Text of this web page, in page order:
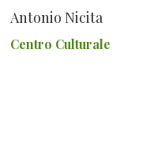
Antonio Nicita
Centro Culturale